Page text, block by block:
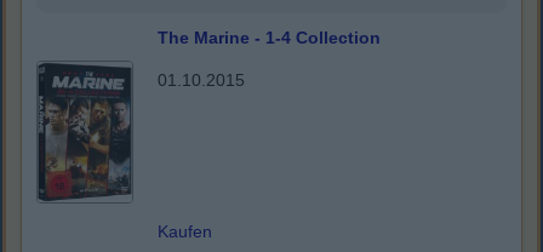
The Marine - 1-4 Collection
01.10.2015
Kaufen